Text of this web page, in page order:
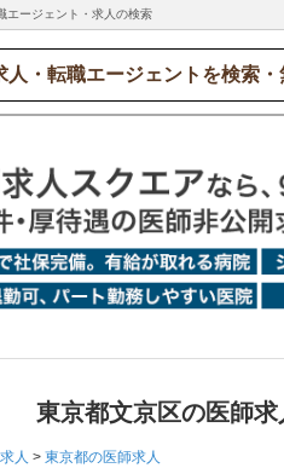
エージェント・求人の検索
人・転職エージェントを検索
東京都文京区の医師求
人 > 東京都の医師求人